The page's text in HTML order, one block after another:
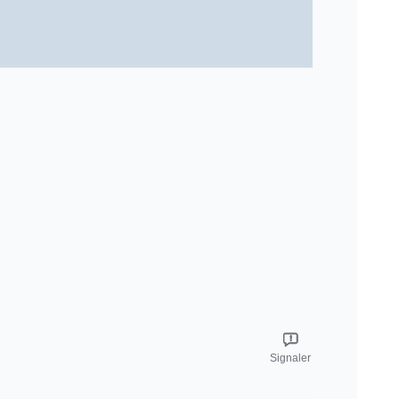
Signaler